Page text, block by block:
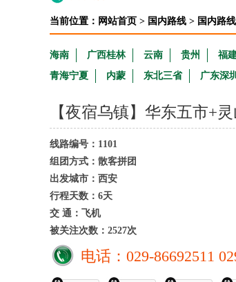
当前位置： 网站首页 > 国内路线 > 国内路
海南 广西桂林 云南 贵州 福
青海宁夏
内蒙 东北三省 广东深圳
【夜宿乌镇】华东五市+
线路编号：1101
组团方式：散客拼团
出发城市：西安
行程天数：6天
交 通：飞机
被关注次数：2527次
电话：029-86692511